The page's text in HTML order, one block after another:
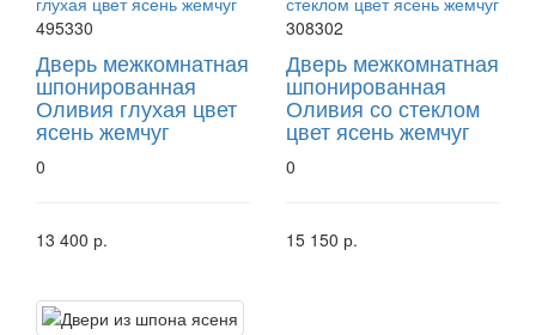
495330
Дверь межкомнатная
шпонированная
Оливия глухая цвет
ясень жемчуг
0
13 400 р.
308302
Дверь межкомнатная
шпонированная
Оливия со стеклом
цвет ясень жемчуг
0
15 150 р.